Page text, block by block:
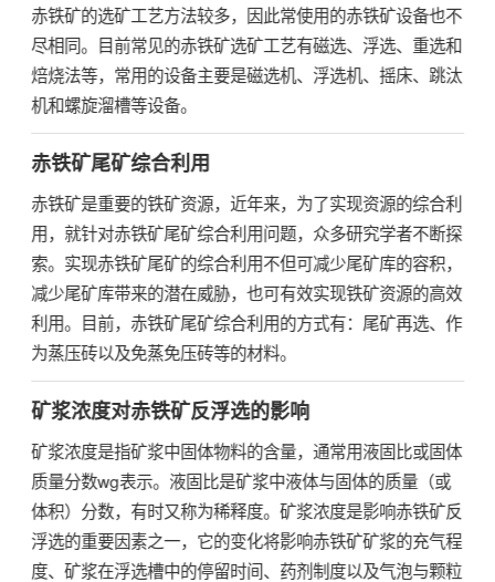
赤铁矿的选矿工艺方法较多，因此常使用的赤铁矿设备也不
尽相同。目前常见的赤铁矿选矿工艺有磁选、浮选、重选和
焙烧法等，常用的设备主要是磁选机、浮选机、摇床、跳汰
机和螺旋溜槽等设备。
赤铁矿尾矿综合利用
赤铁矿是重要的铁矿资源，近年来，为了实现资源的综合利
用，就针对赤铁矿尾矿综合利用问题，众多研究学者不断探
索。实现赤铁矿尾矿的综合利用不但可减少尾矿库的容积，
减少尾矿库带来的潜在威胁，也可有效实现铁矿资源的高效
利用。目前，赤铁矿尾矿综合利用的方式有：尾矿再选、作
为蒸压砖以及免蒸免压砖等的材料。
矿浆浓度对赤铁矿反浮选的影响
矿浆浓度是指矿浆中固体物料的含量，通常用液固比或固体
质量分数wg表示。液固比是矿浆中液体与固体的质量（或
体积）分数，有时又称为稀释度。矿浆浓度是影响赤铁矿反
浮选的重要因素之一，它的变化将影响赤铁矿矿浆的充气程
度、矿浆在浮选槽中的停留时间、药剂制度以及气泡与颗粒